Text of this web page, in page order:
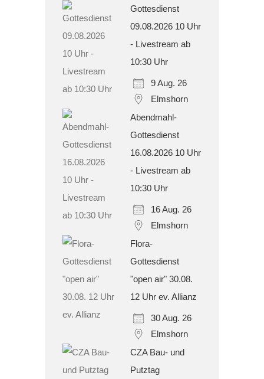
Gottesdienst
09.08.2026 10 Uhr
- Livestream ab
10:30 Uhr
9 Aug. 26
Elmshorn
Abendmahl-
Gottesdienst
16.08.2026 10 Uhr
- Livestream ab
10:30 Uhr
16 Aug. 26
Elmshorn
Flora-
Gottesdienst
"open air" 30.08.
12 Uhr ev. Allianz
30 Aug. 26
Elmshorn
CZA Bau- und
Putztag